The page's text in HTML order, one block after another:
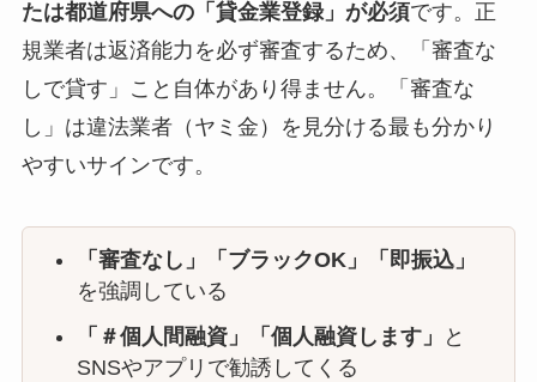
たは都道府県への「貸金業登録」が必須です。正
規業者は返済能力を必ず審査するため、「審査な
しで貸す」こと自体があり得ません。「審査な
し」は違法業者（ヤミ金）を見分ける最も分かり
やすいサインです。
「審査なし」「ブラックOK」「即振込」
を強調している
「＃個人間融資」「個人融資します」
と
SNSやアプリで勧誘してくる